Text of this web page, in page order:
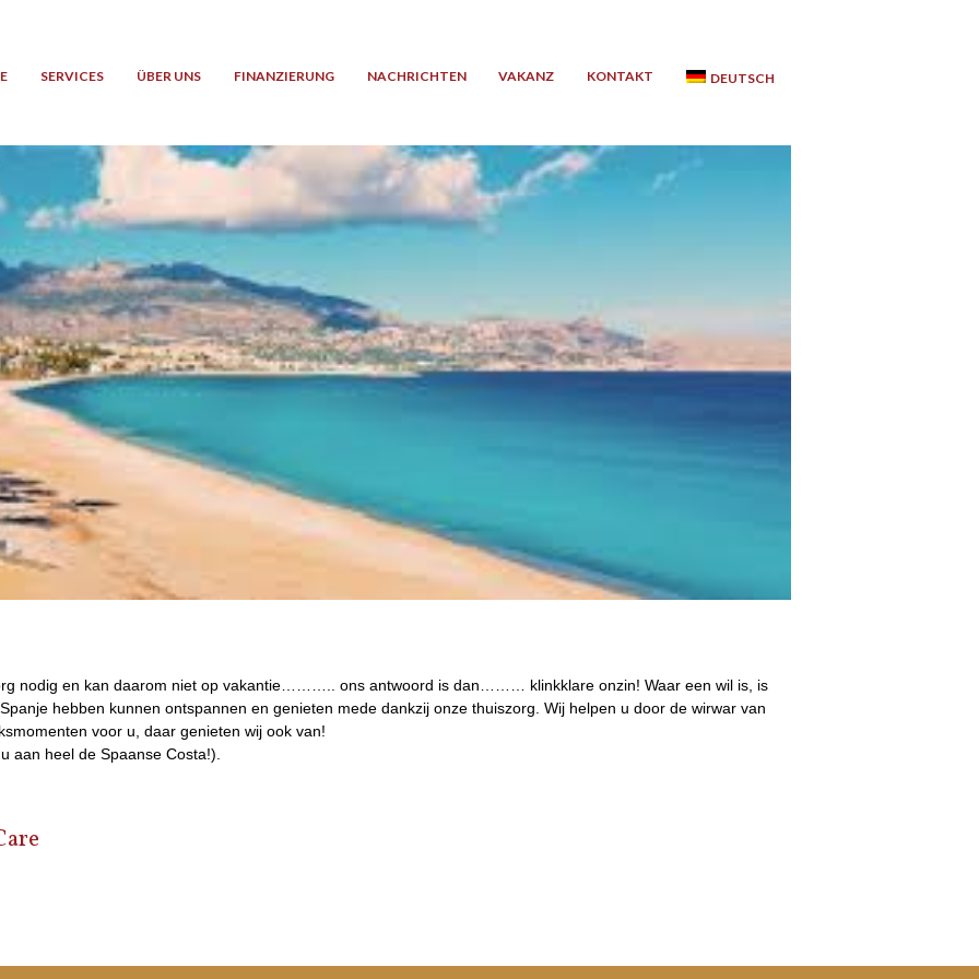
SERVICES ÜBER UNS FINANZIERUNG NACHRICHTEN VAKANZ KONTAKT DEUTSCH
nodig en kan daarom niet op vakantie……….. ons antwoord is dan……… klinkklare onzin! Waar een wil is, is
hebben kunnen ontspannen en genieten mede dankzij onze thuiszorg. Wij helpen u door de wirwar van
voor u, daar genieten wij ook van!
aan heel de Spaanse Costa!).